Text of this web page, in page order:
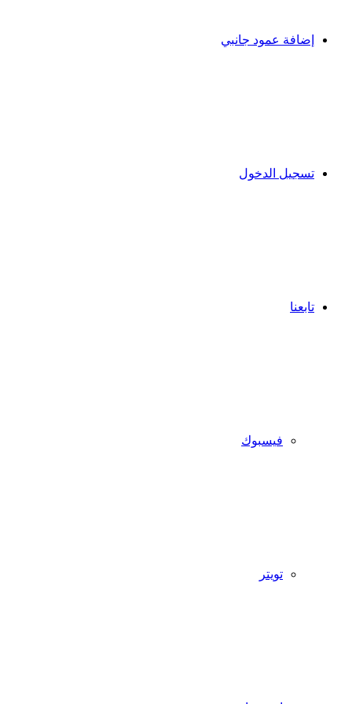
إضافة عمود جانبي
تسجيل الدخول
تابعنا
فيسبوك
تويتر